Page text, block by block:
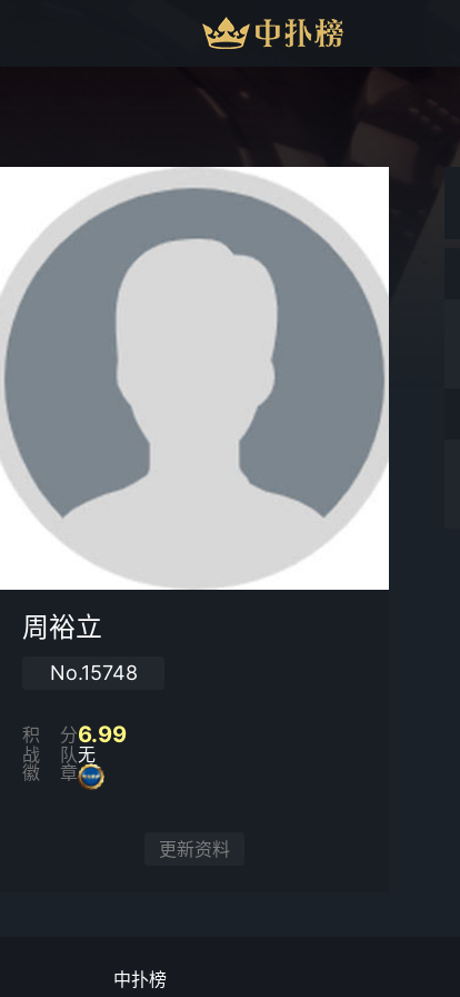
周裕立
No.15748
积分6.99
战队无
徽章
更新资料
中扑榜